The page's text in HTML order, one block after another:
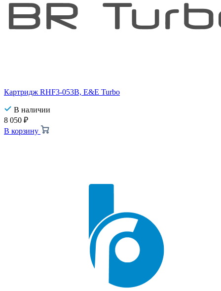
Картридж RHF3-053B, E&E Turbo
В наличии
8 050 ₽
В корзину